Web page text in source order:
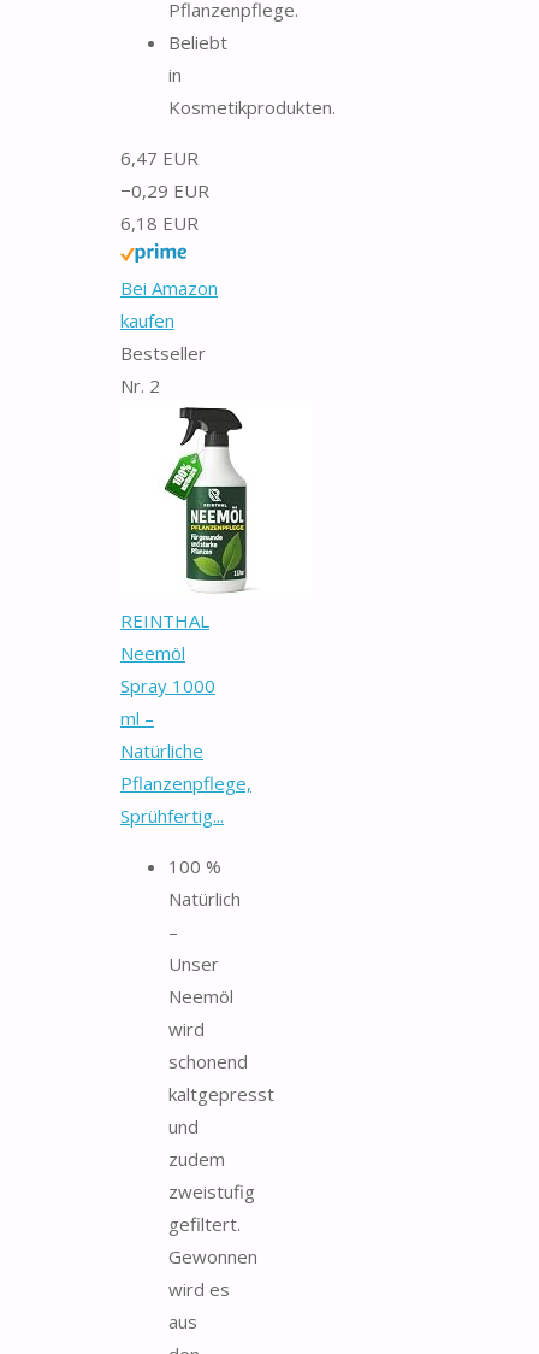
Pflanzenpflege.
Beliebt
in
Kosmetikprodukten.
6,47 EUR
−0,29 EUR
6,18 EUR
Bei Amazon
kaufen
Bestseller
Nr. 2
REINTHAL
Neemöl
Spray 1000
ml –
Natürliche
Pflanzenpflege,
Sprühfertig...
100 %
Natürlich
–
Unser
Neemöl
wird
schonend
kaltgepresst
und
zudem
zweistufig
gefiltert.
Gewonnen
wird es
aus